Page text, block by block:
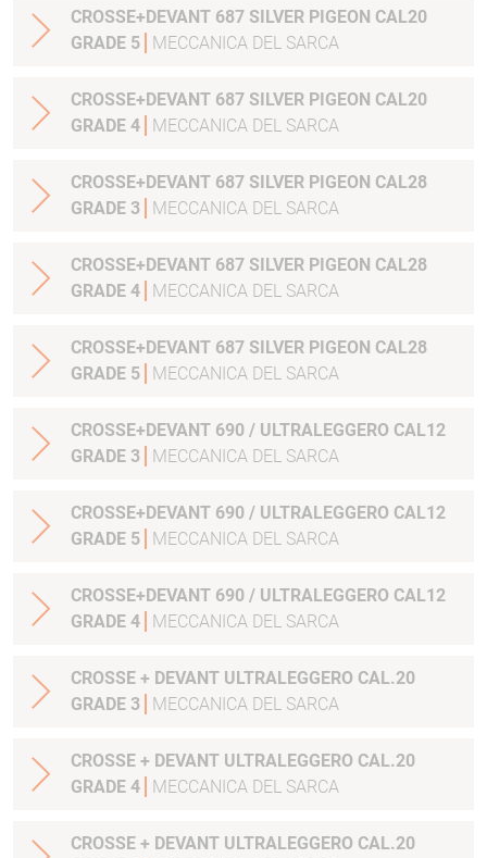
CROSSE+DEVANT 687 SILVER PIGEON CAL20
GRADE 5
MECCANICA DEL SARCA
CROSSE+DEVANT 687 SILVER PIGEON CAL20
GRADE 4
MECCANICA DEL SARCA
CROSSE+DEVANT 687 SILVER PIGEON CAL28
GRADE 3
MECCANICA DEL SARCA
CROSSE+DEVANT 687 SILVER PIGEON CAL28
GRADE 4
MECCANICA DEL SARCA
CROSSE+DEVANT 687 SILVER PIGEON CAL28
GRADE 5
MECCANICA DEL SARCA
CROSSE+DEVANT 690 / ULTRALEGGERO CAL12
GRADE 3
MECCANICA DEL SARCA
CROSSE+DEVANT 690 / ULTRALEGGERO CAL12
GRADE 5
MECCANICA DEL SARCA
CROSSE+DEVANT 690 / ULTRALEGGERO CAL12
GRADE 4
MECCANICA DEL SARCA
CROSSE + DEVANT ULTRALEGGERO CAL.20
GRADE 3
MECCANICA DEL SARCA
CROSSE + DEVANT ULTRALEGGERO CAL.20
GRADE 4
MECCANICA DEL SARCA
CROSSE + DEVANT ULTRALEGGERO CAL.20